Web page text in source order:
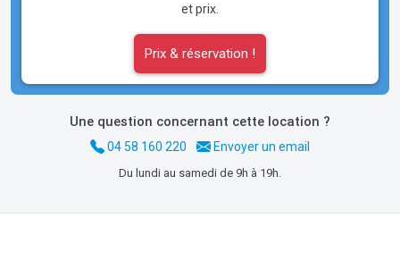
et prix.
Prix & réservation !
Une question concernant cette location ?
04 58 160 220 Envoyer un email
Du lundi au samedi de 9h à 19h.